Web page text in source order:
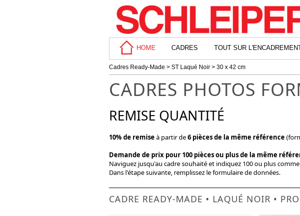
HOME CADRES TOUT SUR
Cadres Ready-Made > ST Laqué Noir > 30 x 42 cm
CADRES PHOTOS
REMISE QUANTITÉ
10% de remiseà partir de6 pièces de la même référence
Demande de prix pour 100 pièces ou plus de la même
Naviguez jusqu'au cadre souhaité et indiquez 100 ou plus
Dans l'étape suivante, remplissez le formulaire de données.
CADRE READY-MADE • LAQUÉ NOIR •